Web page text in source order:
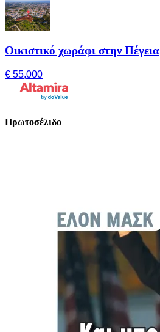
Οικιστικό χωράφι στην Πέγεια
€ 55,000
Πρωτοσέλιδο